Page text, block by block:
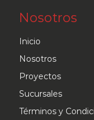
Nosotros
Inicio
Nosotros
Proyectos
Sucursales
Términos y